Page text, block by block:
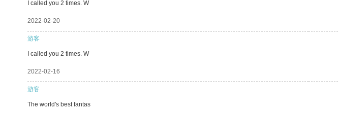
I called you 2 times. W
2022-02-20
游客
I called you 2 times. W
2022-02-16
游客
The world's best fantas